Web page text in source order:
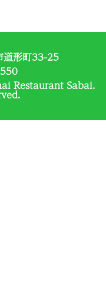
道形町33-25
Restaurant Sabai.